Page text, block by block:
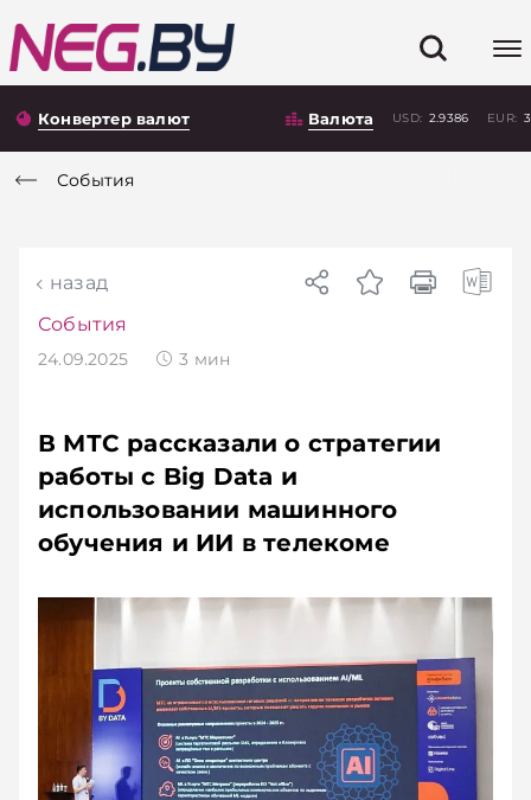
Конвертер валют Валюта USD: 2.9386 EUR:
События
назад
События
24.09.2025 3 мин
В МТС рассказали о стратегии
работы с Big Data и
использовании машинного
обучения и ИИ в телекоме